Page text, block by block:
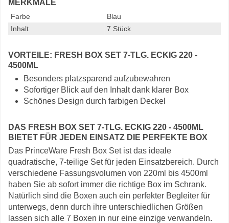
MERKMALE
Farbe
Blau
Inhalt
7 Stück
VORTEILE: FRESH BOX SET 7-TLG. ECKIG 220 -
4500ML
Besonders platzsparend aufzubewahren
Sofortiger Blick auf den Inhalt dank klarer Box
Schönes Design durch farbigen Deckel
DAS FRESH BOX SET 7-TLG. ECKIG 220 - 4500ML
BIETET FÜR JEDEN EINSATZ DIE PERFEKTE BOX
Das PrinceWare Fresh Box Set ist das ideale
quadratische, 7-teilige Set für jeden Einsatzbereich. Durch
verschiedene Fassungsvolumen von 220ml bis 4500ml
haben Sie ab sofort immer die richtige Box im Schrank.
Natürlich sind die Boxen auch ein perfekter Begleiter für
unterwegs, denn durch ihre unterschiedlichen Größen
lassen sich alle 7 Boxen in nur eine einzige verwandeln.